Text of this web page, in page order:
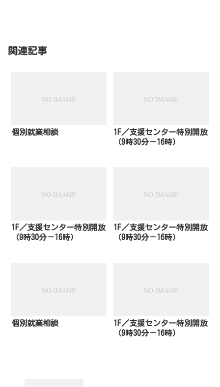
関連記事
個別就業相談
1F／支援センター特別開放
（9時30分－16時）
1F／支援センター特別開放
（9時30分－16時）
1F／支援センター特別開放
（9時30分－16時）
個別就業相談
1F／支援センター特別開放
（9時30分－16時）